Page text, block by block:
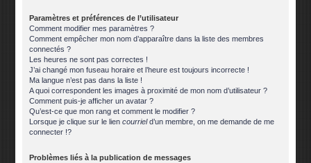
Paramètres et préférences de l’utilisateur
Comment modifier mes paramètres ?
Comment empêcher mon nom d’apparaître dans la liste des membres
connectés ?
Les heures ne sont pas correctes !
J’ai changé mon fuseau horaire et l’heure est toujours incorrecte !
Ma langue n’est pas dans la liste !
A quoi correspondent les images à proximité de mon nom d’utilisateur ?
Comment puis-je afficher un avatar ?
Qu’est-ce que mon rang et comment le modifier ?
Lorsque je clique sur le liencourrield’un membre, on me demande de me
connecter !?
Problèmes liés à la publication de messages